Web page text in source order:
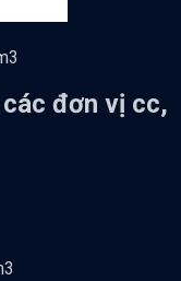
đơn vị cc,